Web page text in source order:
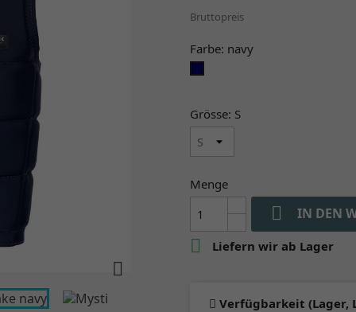

Bruttopreis
Farbe: navy
Grösse: S
Menge
 IN DEN

Liefern wir ab Lager
Verfügbarkeit (Lager,